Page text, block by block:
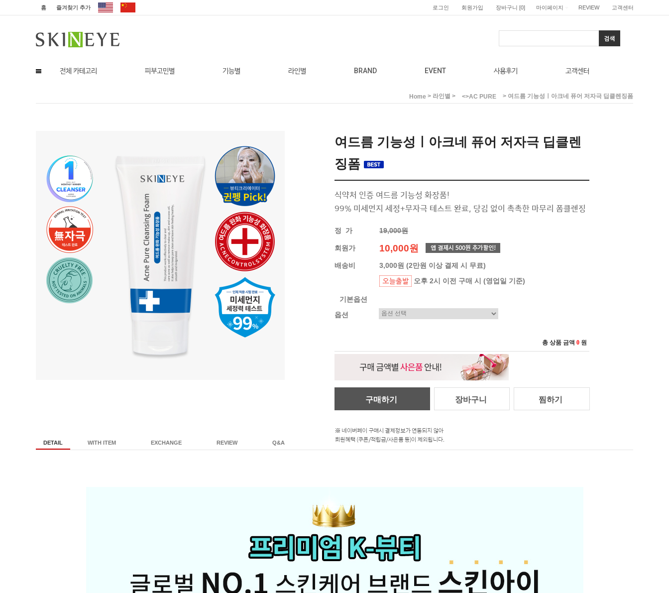
홈 즐겨찾기 추가 로그인 회원가입 장바구니 [0] 마이페이지 REVIEW 고객센터
전체 카테고리 피부고민별 기능별 라인별 BRAND EVENT 사용후기 고객센터
Home > 라인별 > <>AC PURE > 여드름 기능성ㅣ아크네 퓨어 저자극 딥클렌징폼
여드름 기능성ㅣ아크네 퓨어 저자극 딥클렌
징폼
식약처 인증 여드름 기능성 화장품!
99% 미세먼지 세정+무자극 테스트 완료, 당김 없이 촉촉한 마무리 폼클렌징
정 가 19,000원
회원가 10,000원
배송비 3,000원 (2만원 이상 결제 시 무료)
오후 2시 이전 구매 시 (영업일 기준)
기본옵션
옵션
총 상품 금액 0 원
구매하기 장바구니 찜하기
DETAIL WITH ITEM EXCHANGE REVIEW Q&A